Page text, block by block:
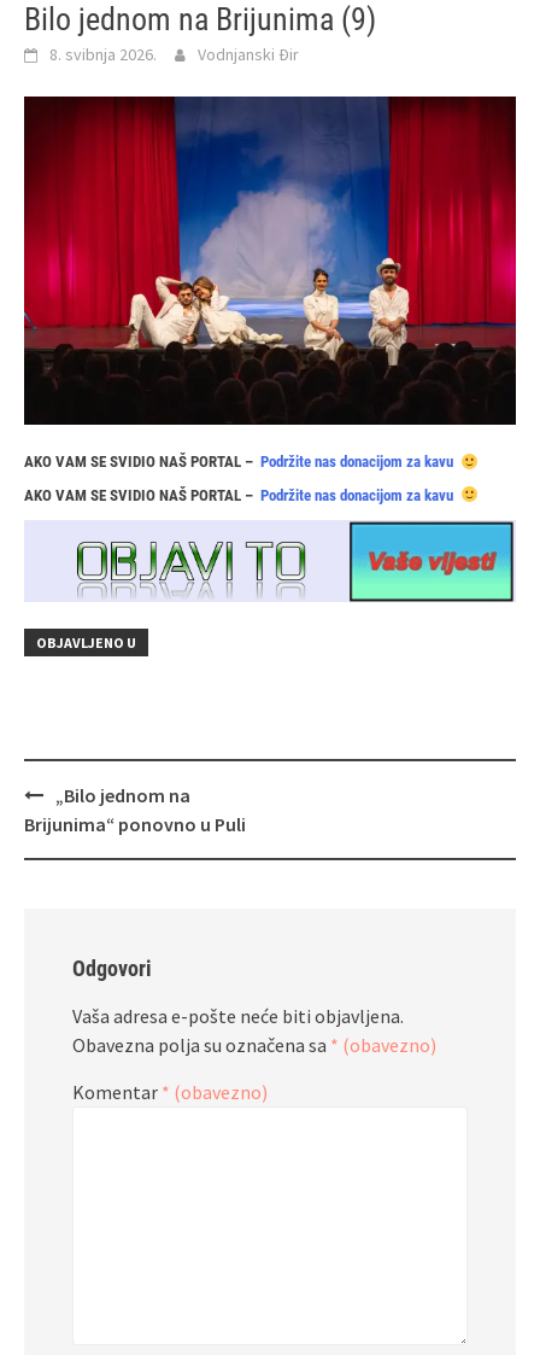
Bilo jednom na Brijunima (9)
8. svibnja 2026. Vodnjanski Đir
AKO VAM SE SVIDIO NAŠ PORTAL – Podržite nas donacijom za kavu
AKO VAM SE SVIDIO NAŠ PORTAL – Podržite nas donacijom za kavu
OBJAVLJENO U
Navigacija
objava
„Bilo jednom na
Brijunima“ ponovno u Puli
Odgovori
Vaša adresa e-pošte neće biti objavljena.
Obavezna polja su označena sa * (obavezno)
Komentar * (obavezno)